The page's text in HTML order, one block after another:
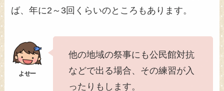
ば、年に2～3回くらいのところもあります。
他の地域の祭事にも公民館対抗
などで出る場合、その練習が入
ったりもします。